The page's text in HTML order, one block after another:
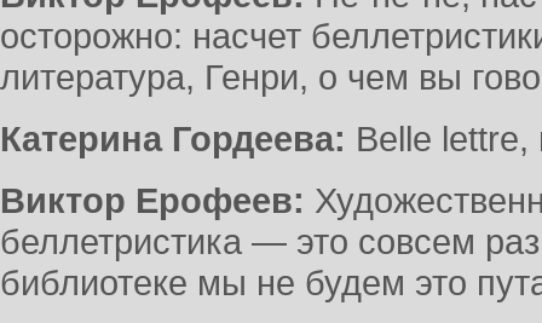
осторожно: насчет
литература, Генри, о чем вы
Катерина Гордеева: Belle lettre,
Виктор Ерофеев:
беллетристика — это совсем
библиотеке мы не будем это